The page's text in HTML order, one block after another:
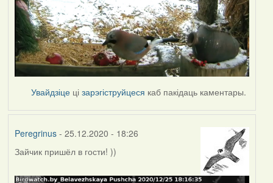
Увайдзіце цізарэгіструйцеся каб пакідаць каментары.
Peregrinus- 25.12.2020 - 18:26
Зайчик пришёл в гости! ))